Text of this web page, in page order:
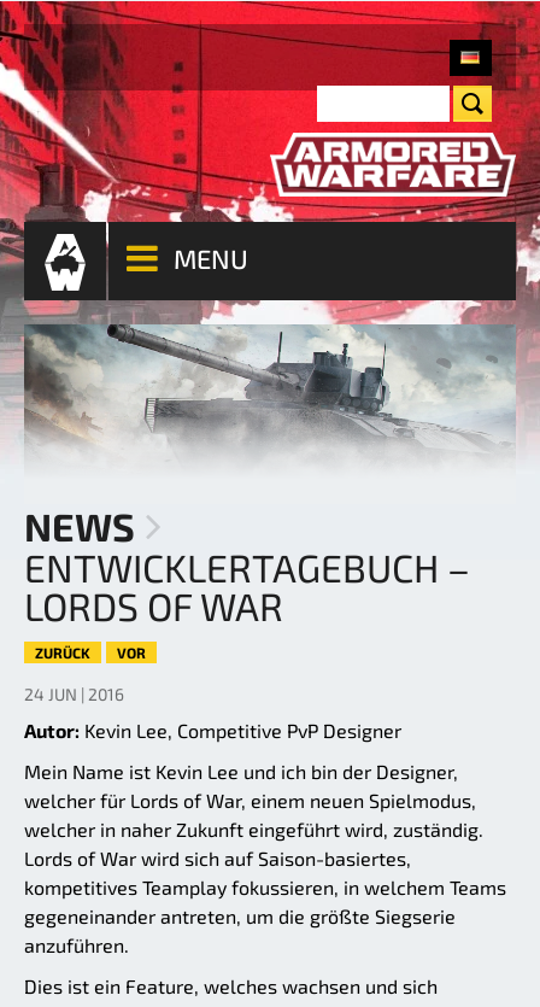
MENU
NEWS
ENTWICKLERTAGEBUCH –
LORDS OF WAR
ZURÜCK VOR
24 JUN | 2016
Autor: Kevin Lee, Competitive PvP Designer
Mein Name ist Kevin Lee und ich bin der Designer,
welcher für Lords of War, einem neuen Spielmodus,
welcher in naher Zukunft eingeführt wird, zuständig.
Lords of War wird sich auf Saison-basiertes,
kompetitives Teamplay fokussieren, in welchem Teams
gegeneinander antreten, um die größte Siegserie
anzuführen.
Dies ist ein Feature, welches wachsen und sich